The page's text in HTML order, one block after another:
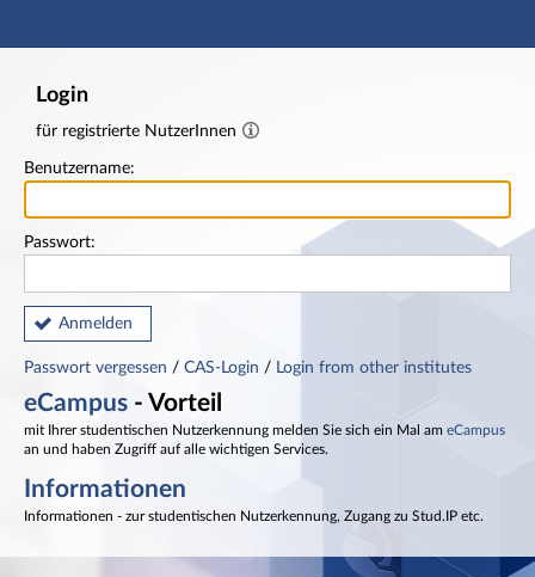
Hauptnavigation
Login
für registrierte NutzerInnen
Benutzername:
Passwort:
Anmelden
Passwort vergessen / CAS-Login / Login from other institutes
eCampus - Vorteil
mit Ihrer studentischen Nutzerkennung melden Sie sich ein Mal am eCampus
an und haben Zugriff auf alle wichtigen Services.
Informationen
Informationen - zur studentischen Nutzerkennung, Zugang zu Stud.IP etc.